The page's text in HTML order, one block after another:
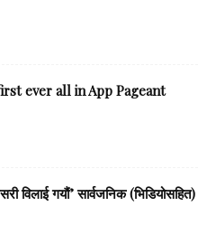
ever all in App Pageant
विलाई गयौं’ सार्वजनिक (भिडियोसहित)